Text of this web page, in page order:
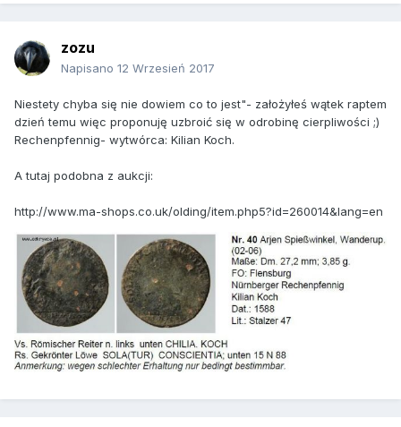
zozu
Napisano 12 Wrzesień 2017
Niestety chyba się nie dowiem co to jest"- założyłeś wątek raptem
dzień temu więc proponuję uzbroić się w odrobinę cierpliwości ;)
Rechenpfennig- wytwórca: Kilian Koch.
A tutaj podobna z aukcji:
http://www.ma-shops.co.uk/olding/item.php5?id=260014&lang=en